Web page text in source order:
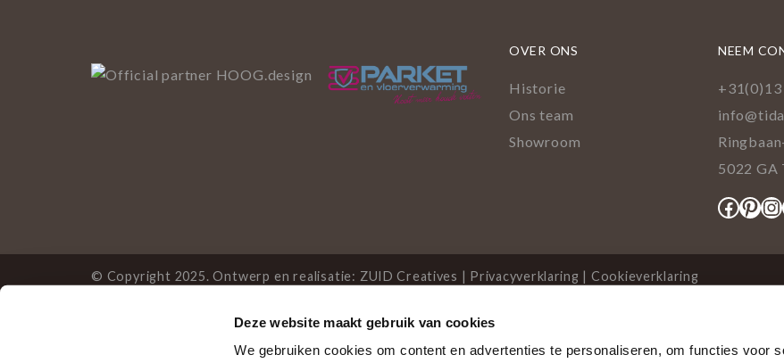
Deze website maakt gebruik van cookies
We gebruiken cookies om content en advertenties te personaliseren, om functies voor
OVER ONS
Historie
Ons team
Showroom
NEEM
5022
© Copyright 2025. Ontwerp en realisatie: ZUID Creatives | Privacyverklaring | Cookieverklaring
Deze website gebruikt cookies